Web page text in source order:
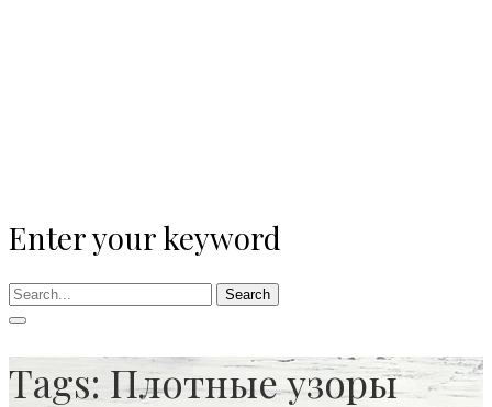
Enter your keyword
Search
Tags: Плотные узоры